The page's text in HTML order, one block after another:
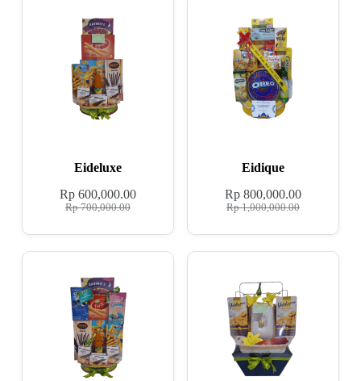
Eideluxe
Rp700,000.00
Rp600,000.00
Eidique
Rp1,000,000.00
Rp 800,000.00